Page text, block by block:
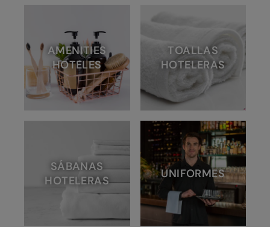
AMENITIES
HOTELES
TOALLAS
HOTELERAS
SÁBANAS
HOTELERAS
UNIFORMES